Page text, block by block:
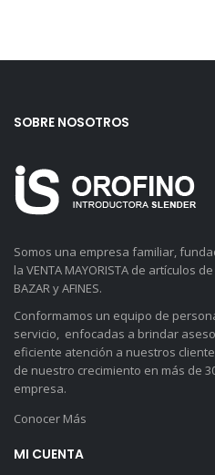
SOBRE NOSOTROS
Somos una empresa familiar,
la VENTA MAYORISTA de artículos de
BAZAR y AFINES.
Conformamos un equipo de
servicio, enfocadas a brindar
eficiente atención a nuestros
de nuestro crecimiento en más de
empresa.
Conocer Más
MI CUENTA